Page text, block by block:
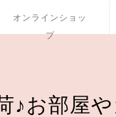
オンラインショッ
プ
♪お部屋